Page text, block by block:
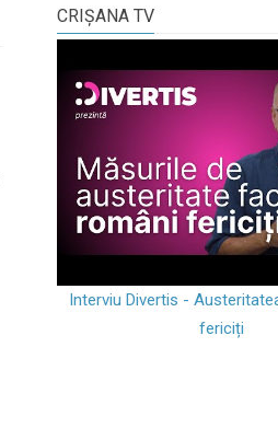
CRIŞANA TV
Interviu Divertis -
fericiți